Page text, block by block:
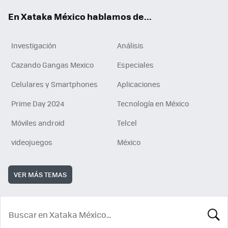
En Xataka México hablamos de...
Investigación
Análisis
Cazando Gangas Mexico
Especiales
Celulares y Smartphones
Aplicaciones
Prime Day 2024
Tecnología en México
Móviles android
Telcel
videojuegos
México
VER MÁS TEMAS